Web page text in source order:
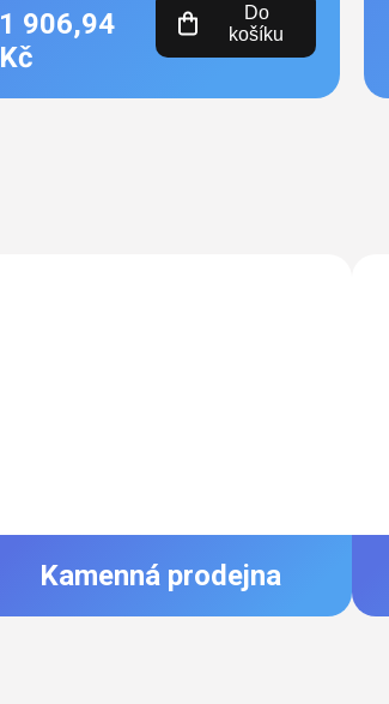
1 906,94
Kč
Do
košíku
Kamenná prodejna